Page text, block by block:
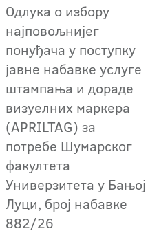
Одлука о избору
најповољнијег
понуђача у поступку
јавне набавке услуге
штампања и дораде
визуелних маркера
(APRILTAG) за
потребе Шумарског
факултета
Универзитета у Бањој
Луци, број набавке
882/26